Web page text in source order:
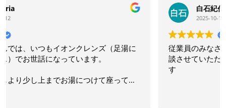
従業員のみなさんが優しくて、丁寧なので、色々ご相
談させていただいてます。いつもありがとうございま